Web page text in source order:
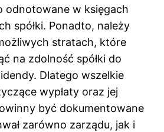
odnotowane w księgach
spółki. Ponadto, należy
stratach, które
na zdolność spółki do
Dlatego wszelkie
wypłaty oraz jej
być dokumentowane
zarówno zarządu, jak i